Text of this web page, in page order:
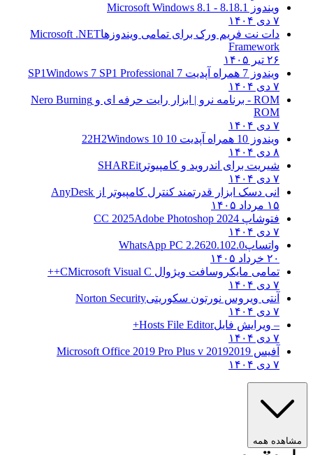
ویندوز 8.1
8.1 - Microsoft Windows 8.1
۷ دی ۱۴۰۴
دات نت فریم ورک برای تمامی ویندوزهاMicrosoft .NET
Framework
۲۶ تیر ۱۴۰۵
ویندوز 7 همراه آپدیت 7 SP1
Windows 7 SP1 Professional
۷ دی ۱۴۰۴
ROM - برنامه نرو | ابزار رایت حرفه ای و
Nero Burning
ROM
۷ دی ۱۴۰۴
ویندوز 10 همراه آپدیت 10 22H2
Windows 10
۸ دی ۱۴۰۴
شیریت برای اندروید و کامپیوتر SHAREit
۷ دی ۱۴۰۴
انی دسک ابزار قدرتمند کنترل کامپیوتر از AnyDesk
۱۵ مرداد ۱۴۰۵
فتوشاپ CC 2025 Adobe Photoshop 2024
۷ دی ۱۴۰۴
واتساپWhatsApp PC 2.2620.102.0
۲۰ خرداد ۱۴۰۵
تمامی مایکروسافت ویژوال C Microsoft Visual C++
۷ دی ۱۴۰۴
آنتی ویروس نورتون سکوریتیNorton Security
۷ دی ۱۴۰۴
– ویرایش فایلHosts File Editor+
۷ دی ۱۴۰۴
آفیس 2019 2019 Microsoft Office 2019 Pro Plus v
۷ دی ۱۴۰۴
مشاهده همه